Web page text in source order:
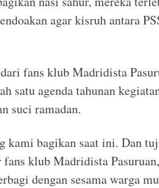
agar kisruh antara
fans klub Madridista
satu agenda tahunan
suci ramadan.
kami bagikan saat ini. Dan
fans klub Madridista
dengan sesama warga